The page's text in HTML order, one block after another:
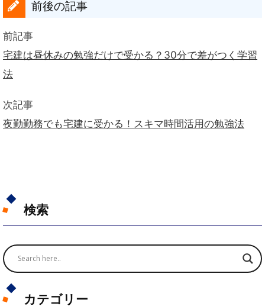
前後の記事
前記事
宅建は昼休みの勉強だけで受かる？30分で差がつく学習
法
次記事
夜勤勤務でも宅建に受かる！スキマ時間活用の勉強法
検索
カテゴリー